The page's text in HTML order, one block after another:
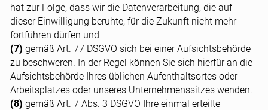
hat zur Folge, dass wir die Datenverarbeitung, die auf
dieser Einwilligung beruhte, für die Zukunft nicht mehr
fortführen dürfen und
(7) gemäß Art. 77 DSGVO sich bei einer Aufsichtsbehörde
zu beschweren. In der Regel können Sie sich hierfür an die
Aufsichtsbehörde Ihres üblichen Aufenthaltsortes oder
Arbeitsplatzes oder unseres Unternehmenssitzes wenden.
(8) gemäß Art. 7 Abs. 3 DSGVO Ihre einmal erteilte